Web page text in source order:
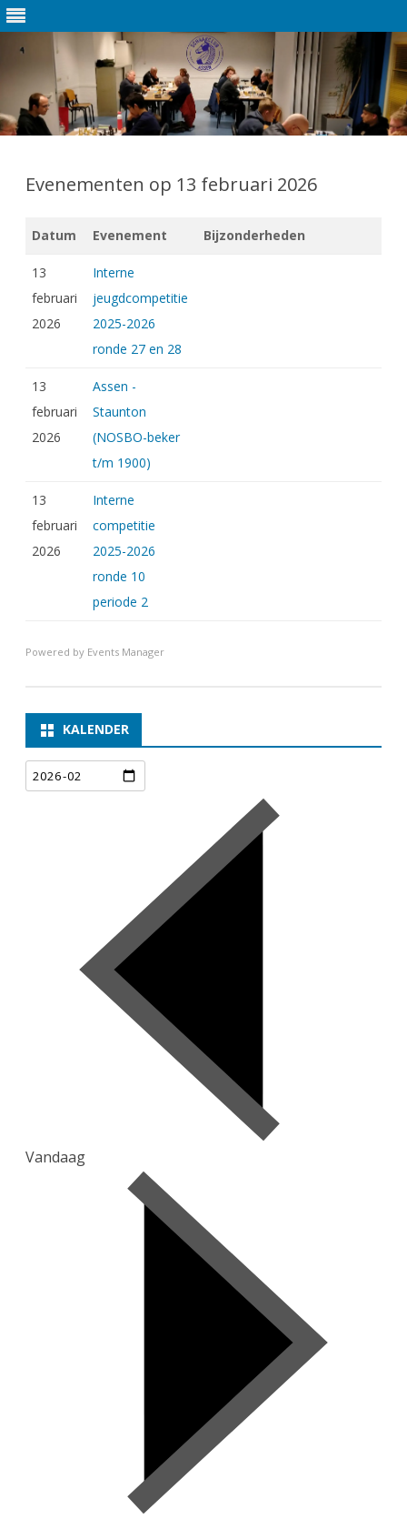
de
Evenementen op 13 februari 2026
Datum Evenement Bijzonderheden
13
februari
2026
Interne
jeugdcompetitie
2025-2026
ronde 27 en 28
13
februari
2026
Assen -
Staunton
(NOSBO-beker
t/m 1900)
13
februari
2026
Interne
competitie
2025-2026
ronde 10
periode 2
Powered by Events Manager
KALENDER
Vandaag